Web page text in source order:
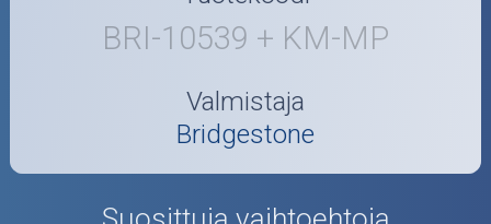
BRI-10539 + KM-MP
Valmistaja
Bridgestone